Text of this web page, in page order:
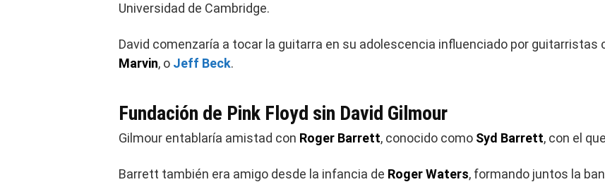
Universidad de Cambridge.
David comenzaría a tocar la guitarra en su adolescencia influenciado por guitarristas
Marvin, o Jeff Beck.
Fundación de Pink Floyd sin David Gilmour
Gilmour entablaría amistad con Roger Barrett, conocido como Syd Barrett, con el
Barrett también era amigo desde la infancia de Roger Waters, formando juntos la